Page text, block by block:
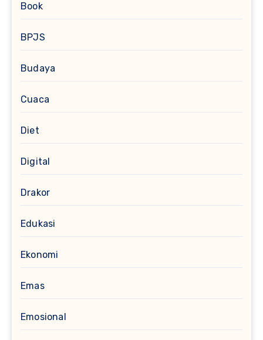
Book
BPJS
Budaya
Cuaca
Diet
Digital
Drakor
Edukasi
Ekonomi
Emas
Emosional